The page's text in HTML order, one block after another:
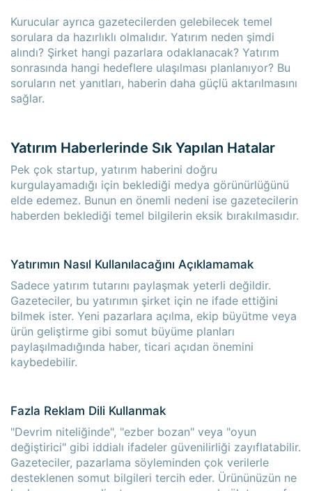
Kurucular ayrıca gazetecilerden gelebilecek temel
sorulara da hazırlıklı olmalıdır. Yatırım neden şimdi
alındı? Şirket hangi pazarlara odaklanacak? Yatırım
sonrasında hangi hedeflere ulaşılması planlanıyor? Bu
soruların net yanıtları, haberin daha güçlü aktarılmasını
sağlar.
Yatırım Haberlerinde Sık Yapılan Hatalar
Pek çok startup, yatırım haberini doğru
kurgulayamadığı için beklediği medya görünürlüğünü
elde edemez. Bunun en önemli nedeni ise gazetecilerin
haberden beklediği temel bilgilerin eksik bırakılmasıdır.
Yatırımın Nasıl Kullanılacağını Açıklamamak
Sadece yatırım tutarını paylaşmak yeterli değildir.
Gazeteciler, bu yatırımın şirket için ne ifade ettiğini
bilmek ister. Yeni pazarlara açılma, ekip büyütme veya
ürün geliştirme gibi somut büyüme planları
paylaşılmadığında haber, ticari açıdan önemini
kaybedebilir.
Fazla Reklam Dili Kullanmak
"Devrim niteliğinde", "ezber bozan" veya "oyun
değiştirici" gibi iddialı ifadeler güvenilirliği zayıflatabilir.
Gazeteciler, pazarlama söyleminden çok verilerle
desteklenen somut bilgileri tercih eder. Ürününüzün ne